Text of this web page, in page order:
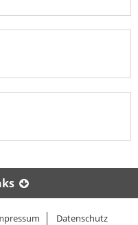
Datenschutz